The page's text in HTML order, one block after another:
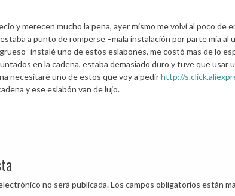
y merecen mucho la pena, ayer mismo me volví al poco de
a punto de romperse –mala instalación por parte mia al
instalé uno de estos eslabones, me costó mas de lo
en la cadena, estaba demasiado duro y tuve que usar
necesitaré uno de estos que voy a pedirhttp://
y ese eslabón van de lujo.
no será publicada.Los campos obligatorios están